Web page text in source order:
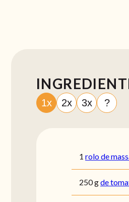
1x 2x 3x ?
1 rolo de
250gde